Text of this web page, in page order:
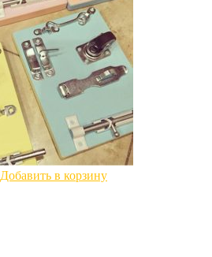
Добавить в корзину